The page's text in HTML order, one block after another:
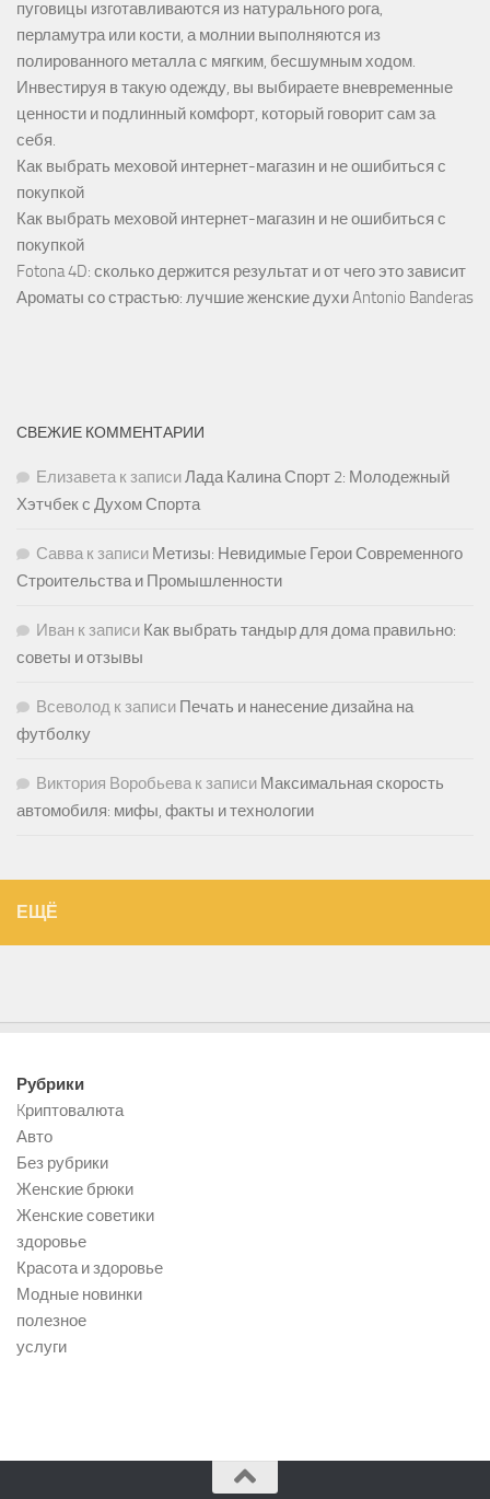
пуговицы изготавливаются из натурального рога,
перламутра или кости, а молнии выполняются из
полированного металла с мягким, бесшумным ходом.
Инвестируя в такую одежду, вы выбираете вневременные
ценности и подлинный комфорт, который говорит сам за
себя.
Как выбрать меховой интернет-магазин и не ошибиться с
покупкой
Как выбрать меховой интернет-магазин и не ошибиться с
покупкой
Fotona 4D: сколько держится результат и от чего это зависит
Ароматы со страстью: лучшие женские духи Antonio Banderas
СВЕЖИЕ КОММЕНТАРИИ
Елизаветак записиЛада Калина Спорт 2: Молодежный
Хэтчбек с Духом Спорта
Саввак записи Метизы: Невидимые Герои Современного
Строительства и Промышленности
Иван к записи Как выбрать тандыр для дома правильно:
советы и отзывы
Всеволод к записи Печать и нанесение дизайна на
футболку
Виктория Воробьевак записи Максимальная скорость
автомобиля: мифы, факты и технологии
ЕЩЁ
Рубрики
Kриптовалюта
Авто
Без рубрики
Женские брюки
Женские советики
здоровье
Красота и здоровье
Модные новинки
полезное
услуги